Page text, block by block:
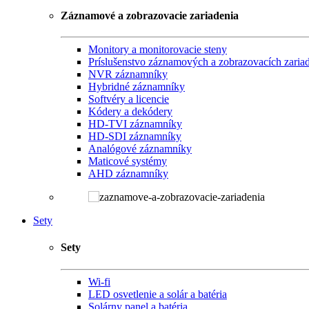
Záznamové a zobrazovacie zariadenia
Monitory a monitorovacie steny
Príslušenstvo záznamových a zobrazovacích
NVR záznamníky
Hybridné záznamníky
Softvéry a licencie
Kódery a dekódery
HD-TVI záznamníky
HD-SDI záznamníky
Analógové záznamníky
Maticové systémy
AHD záznamníky
Sety
Sety
Wi-fi
LED osvetlenie a solár a batéria
Solárny panel a batéria